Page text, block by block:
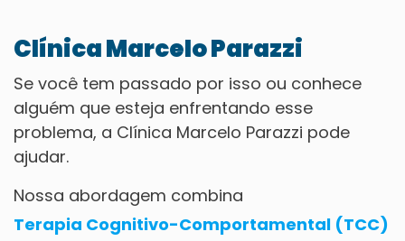
Clínica Marcelo Parazzi
Se você tem passado por isso ou conhece
alguém que esteja enfrentando esse
problema, a Clínica Marcelo Parazzi pode
ajudar.
Nossa abordagem combina
Terapia Cognitivo-Comportamental (TCC)